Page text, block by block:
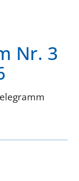
Nr. 3